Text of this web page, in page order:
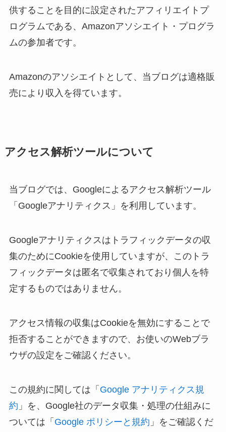
供することを目的に設定されたアフィリエイトプ
ログラムである、Amazonアソシエイト・プログラ
ムの参加者です。
Amazonのアソシエイトとして、当ブログは適格販
売により収入を得ています。
アクセス解析ツールについて
当ブログでは、Googleによるアクセス解析ツール
「Googleアナリティクス」を利用しています。
Googleアナリティクスはトラフィックデータの収
集のためにCookieを使用していますが、このトラ
フィックデータは匿名で収集されており個人を特
定するものではありません。
アクセス情報の収集はCookieを無効にすることで
拒否することができますので、お使いのWebブラ
ウザの設定をご確認ください。
この規約に関しては「 Google アナリティクス規
約 」を、Google社のデータ収集・処理の仕組みに
ついては「 Google ポリシーと規約 」をご確認くだ